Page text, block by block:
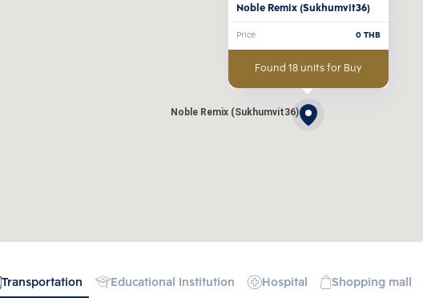
Noble Remix (Sukhumvit36)
Noble Remix (Sukhumvit36)
Price 0THB
Found 18 units for Buy
Transportation Educational Institution Hospital Shopping mall